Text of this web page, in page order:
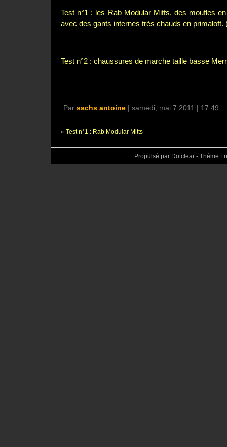
Test n°1 : les Rab Modular Mitts, des moufles
avec des gants internes très chauds en primaloft.
Test n°2 : chaussures de marche taille basse
Par sachs antoine | samedi, mai 7 2011 | 17:49
« Test n°1 : Rab Modular Mitts
Propulsé par Dotclear - Thème